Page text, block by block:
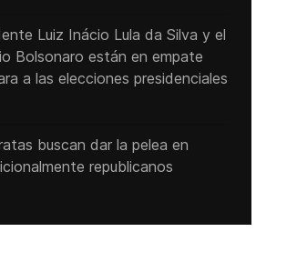
Luiz Inácio Lula da Silva y el
‌Bolsonaro están en empate
a las ‌elecciones presidenciales
buscan dar la pelea en
republicanos